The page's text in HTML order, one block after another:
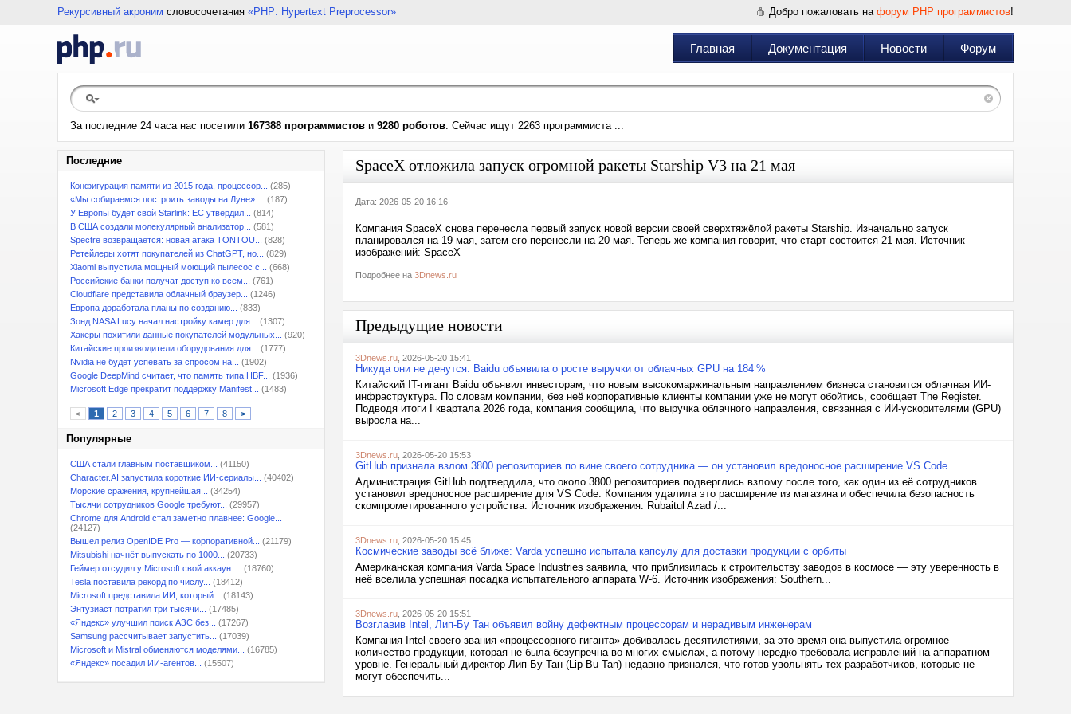
Рекурсивный акроним словосочетания «PHP: Hypertext Preprocessor» Добро пожаловать на форум PHP программистов!
Главная Документация Новости Форум
За последние 24 часа нас посетили 167388 программистов и 9280 роботов. Сейчас ищут 2263 программиста ...
Последние
Конфигурация памяти из 2015 года, процессор...
(285)
«Мы собираемся построить заводы на Луне»....
(187)
У Европы будет свой Starlink: ЕС утвердил...
(814)
В США создали молекулярный анализатор...
(581)
Spectre возвращается: новая атака TONTOU...
(828)
Ретейлеры хотят покупателей из ChatGPT, но...
(829)
Xiaomi выпустила мощный моющий пылесос с...
(668)
Российские банки получат доступ ко всем...
(761)
Cloudflare представила облачный браузер...
(1246)
Европа доработала планы по созданию...
(833)
Зонд NASA Lucy начал настройку камер для...
(1307)
Хакеры похитили данные покупателей модульных...
(920)
Китайские производители оборудования для...
(1777)
Nvidia не будет успевать за спросом на...
(1902)
Google DeepMind считает, что память типа HBF...
(1936)
Microsoft Edge прекратит поддержку Manifest...
(1483)
< 1 2 3 4 5 6 7 8 >
Популярные
США стали главным поставщиком...
(41150)
Character.AI запустила короткие ИИ-сериалы...
(40402)
Морские сражения, крупнейшая...
(34254)
Тысячи сотрудников Google требуют...
(29957)
Chrome для Android стал заметно плавнее: Google...
(24127)
Вышел релиз OpenIDE Pro — корпоративной...
(21179)
Mitsubishi начнёт выпускать по 1000...
(20733)
Геймер отсудил у Microsoft свой аккаунт...
(18760)
Tesla поставила рекорд по числу...
(18412)
Microsoft представила ИИ, который...
(18143)
Энтузиаст потратил три тысячи...
(17485)
«Яндекс» улучшил поиск АЗС без...
(17267)
Samsung рассчитывает запустить...
(17039)
Microsoft и Mistral обменяются моделями...
(16785)
«Яндекс» посадил ИИ-агентов...
(15507)
SpaceX отложила запуск огромной ракеты Starship V3 на 21 мая
Дата: 2026-05-20 16:16
Компания SpaceX снова перенесла первый запуск новой версии своей сверхтяжёлой ракеты Starship. Изначально запуск
планировался на 19 мая, затем его перенесли на 20 мая. Теперь же компания говорит, что старт состоится 21 мая. Источник
изображений: SpaceX
Подробнее на 3Dnews.ru
Предыдущие новости
3Dnews.ru , 2026-05-20 15:41
Никуда они не денутся: Baidu объявила о росте выручки от облачных GPU на 184 %
Китайский IT-гигант Baidu объявил инвесторам, что новым высокомаржинальным направлением бизнеса становится облачная ИИ-
инфраструктура. По словам компании, без неё корпоративные клиенты компании уже не могут обойтись, сообщает The Register.
Подводя итоги I квартала 2026 года, компания сообщила, что выручка облачного направления, связанная с ИИ-ускорителями (GPU)
выросла на...
3Dnews.ru , 2026-05-20 15:53
GitHub признала взлом 3800 репозиториев по вине своего сотрудника — он установил вредоносное расширение VS Code
Администрация GitHub подтвердила, что около 3800 репозиториев подверглись взлому после того, как один из её сотрудников
установил вредоносное расширение для VS Code. Компания удалила это расширение из магазина и обеспечила безопасность
скомпрометированного устройства. Источник изображения: Rubaitul Azad /...
3Dnews.ru , 2026-05-20 15:45
Космические заводы всё ближе: Varda успешно испытала капсулу для доставки продукции с орбиты
Американская компания Varda Space Industries заявила, что приблизилась к строительству заводов в космосе — эту уверенность в
неё вселила успешная посадка испытательного аппарата W-6. Источник изображения: Southern...
3Dnews.ru , 2026-05-20 15:51
Возглавив Intel, Лип-Бу Тан объявил войну дефектным процессорам и нерадивым инженерам
Компания Intel своего звания «процессорного гиганта» добивалась десятилетиями, за это время она выпустила огромное
количество продукции, которая не была безупречна во многих смыслах, а потому нередко требовала исправлений на аппаратном
уровне. Генеральный директор Лип-Бу Тан (Lip-Bu Tan) недавно признался, что готов увольнять тех разработчиков, которые не
могут обеспечить...